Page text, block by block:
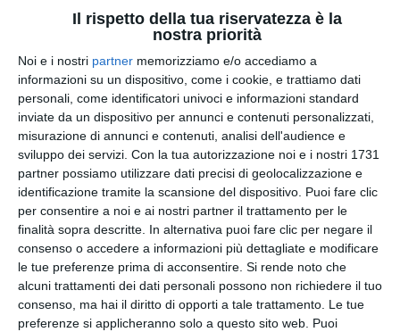
Il rispetto della tua riservatezza è la
nostra priorità
Noi e i nostri partner memorizziamo e/o accediamo a
informazioni su un dispositivo, come i cookie, e trattiamo dati
personali, come identificatori univoci e informazioni standard
inviate da un dispositivo per annunci e contenuti personalizzati,
misurazione di annunci e contenuti, analisi dell'audience e
sviluppo dei servizi. Con la tua autorizzazione noi e i nostri 1731
partner possiamo utilizzare dati precisi di geolocalizzazione e
identificazione tramite la scansione del dispositivo. Puoi fare clic
per consentire a noi e ai nostri partner il trattamento per le
finalità sopra descritte. In alternativa puoi fare clic per negare il
consenso o accedere a informazioni più dettagliate e modificare
le tue preferenze prima di acconsentire. Si rende noto che
alcuni trattamenti dei dati personali possono non richiedere il tuo
consenso, ma hai il diritto di opporti a tale trattamento. Le tue
preferenze si applicheranno solo a questo sito web. Puoi
Crociere offre esperienze che toccheranno il cuore,
regalando emozioni che dureranno una vita.
Questo San Valentino, un'opportunità unica per
regalare un'avventura scritta nelle stelle.
Ariete: Grecia e Croazia - Per l'Ariete, segno di
fuoco, MSC Armonia offre un viaggio dinamico che
esplora luoghi ricchi di storia e fascino. L'itinerario
tra Mykonos, Pireo, Spalato e Dubrovnik si adatta
alla natura energica e intraprendente dell'Ariete,
che troverà in queste città il giusto mix di
avventura e scoperta. Una crociera che sfida il
coraggio e l'intraprendenza peculiari di questo
segno, con tappe ideali per una pausa attiva o
un'esplorazione culturale.